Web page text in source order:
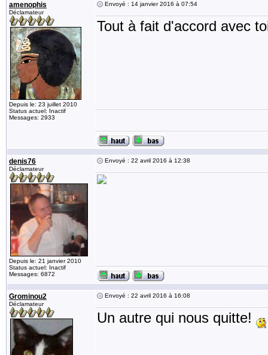
amenophis
Déclamateur
Depuis le: 23 juillet 2010
Status actuel: Inactif
Messages: 2933
Envoyé : 14 janvier 2016 à 07:54
Tout à fait d'accord avec
denis76
Déclamateur
Depuis le: 21 janvier 2010
Status actuel: Inactif
Messages: 6872
Envoyé : 22 avril 2016 à 12:38
Grominou2
Déclamateur
Envoyé : 22 avril 2016 à 16:08
Un autre qui nous quitte!